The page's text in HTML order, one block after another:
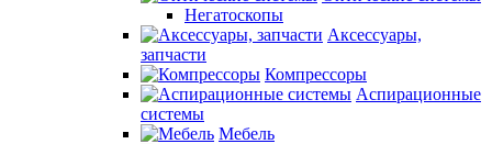
Негатоскопы
Аксессуары,
запчасти
Компрессоры
Аспирационные
системы
Мебель